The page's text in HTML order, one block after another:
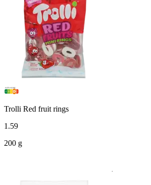
Trolli Red fruit rings
1 .59
200 g